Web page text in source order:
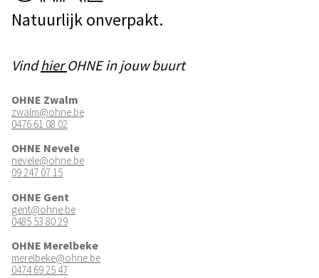
Natuurlijk onverpakt.
VindhierOHNE in jouw buurt
OHNE Zwalm
zwalm@ohne.be
0476 61 08 02
OHNE Nevele
nevele@ohne.be
09 247 07 15
OHNE Gent
gent@ohne.be
0485 53 80 29
OHNE Merelbeke
merelbeke@ohne.be
0474 69 25 47